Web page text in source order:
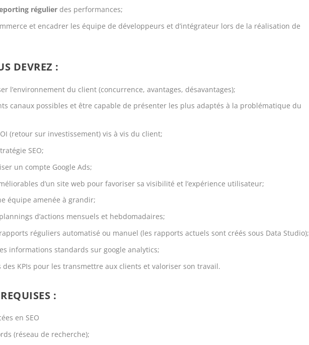
régulier des performances;
et encadrer les équipe de développeurs et d’intégrateur lors de la réalisation de
DEVREZ :
l’environnement du client (concurrence, avantages, désavantages);
canaux possibles et être capable de présenter les plus adaptés à la problématique du
(retour sur investissement) vis à vis du client;
SEO;
un compte Google Ads;
d’un site web pour favoriser sa visibilité et l’expérience utilisateur;
équipe amenée à grandir;
d’actions mensuels et hebdomadaires;
réguliers automatisé ou manuel (les rapports actuels sont créés sous Data Studio);
informations standards sur google analytics;
KPIs pour les transmettre aux clients et valoriser son travail.
:
en SEO
(réseau de recherche);